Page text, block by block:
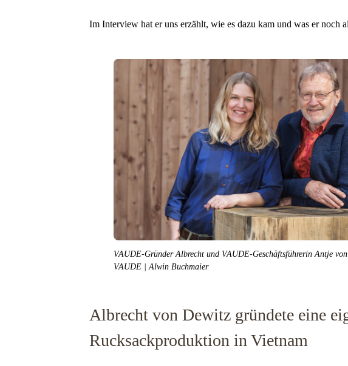
Im Interview hat er uns erzählt, wie es dazu kam und was er noch
VAUDE-Gründer Albrecht und VAUDE-Geschäftsführerin Antje
VAUDE | Alwin Buchmaier
Albrecht von Dewitz gründete eine
Rucksackproduktion in Vietnam